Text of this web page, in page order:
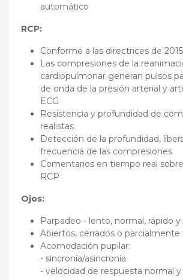
automático
RCP:
Conforme a las directrices de 2015
Las compresiones de la
cardiopulmonar generan pulsos
de onda de la presión arterial y
ECG
Resistencia y profundidad de
realistas
Detección de la profundidad,
frecuencia de las compresiones
Comentarios en tiempo real
RCP
Ojos:
Parpadeo - lento, normal, rápido
Abiertos, cerrados o parcialmente
Acomodación pupilar:
- sincronía/asincronía
- velocidad de respuesta normal